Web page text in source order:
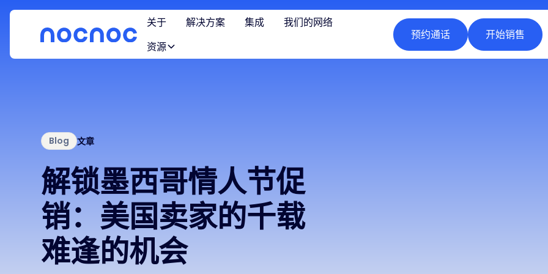
关于 解决方案 集成
我们的网络
资源
预约通话 开始销售
Blog 文章
解锁墨西哥情人节促
销：美国卖家的千载
难逢的机会